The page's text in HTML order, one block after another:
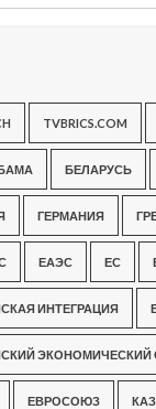
TVBRICS.COM
БЕЛАРУСЬ
ГЕРМАНИЯ
ЕАЭС ЕС
ИНТЕГРАЦИЯ
ЭКОНОМИЧЕСКИЙ
ЕВРОСОЮЗ